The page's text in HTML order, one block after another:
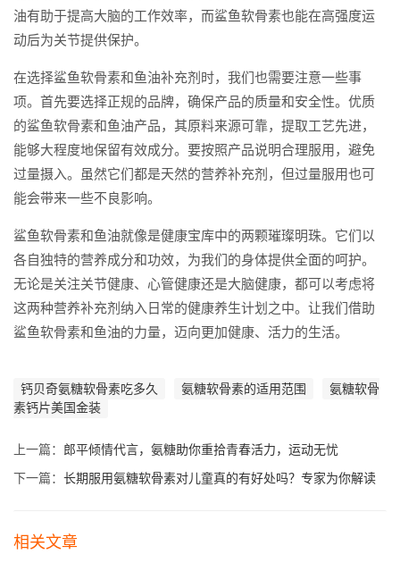
油有助于提高大脑的工作效率，而鲨鱼软骨素也能在高强度运
动后为关节提供保护。
在选择鲨鱼软骨素和鱼油补充剂时，我们也需要注意一些事
项。首先要选择正规的品牌，确保产品的质量和安全性。优质
的鲨鱼软骨素和鱼油产品，其原料来源可靠，提取工艺先进，
能够大程度地保留有效成分。要按照产品说明合理服用，避免
过量摄入。虽然它们都是天然的营养补充剂，但过量服用也可
能会带来一些不良影响。
鲨鱼软骨素和鱼油就像是健康宝库中的两颗璀璨明珠。它们以
各自独特的营养成分和功效，为我们的身体提供全面的呵护。
无论是关注关节健康、心管健康还是大脑健康，都可以考虑将
这两种营养补充剂纳入日常的健康养生计划之中。让我们借助
鲨鱼软骨素和鱼油的力量，迈向更加健康、活力的生活。
钙贝奇氨糖软骨素吃多久 氨糖软骨素的适用范围
氨糖软骨
素钙片美国金装
上一篇： 郎平倾情代言，氨糖助你重拾青春活力，运动无忧
下一篇： 长期服用氨糖软骨素对儿童真的有好处吗？专家为你解读
相关文章